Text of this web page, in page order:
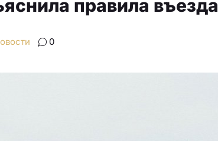
правила въезда
0